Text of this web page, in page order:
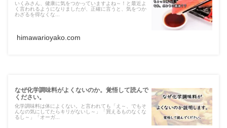
いくみさん、健康に気をつかっていますよね～！と最近よ
く言われるようになりましたが、正確に言うと、気をつか
わざるを得なくな...
himawarioyako.com
なぜ化学調味料がよくないのか。覚悟して読んで
ください。
化学調味料は体によくない。と言われても「え～、でもそ
んなの気にしてたらキリがないし～」「買えるものなくな
るし～」「オーガ...